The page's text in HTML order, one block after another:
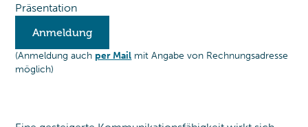
Präsentation
Anmeldung
(Anmeldung auch per Mail mit Angabe von Rechnungsadresse
möglich)